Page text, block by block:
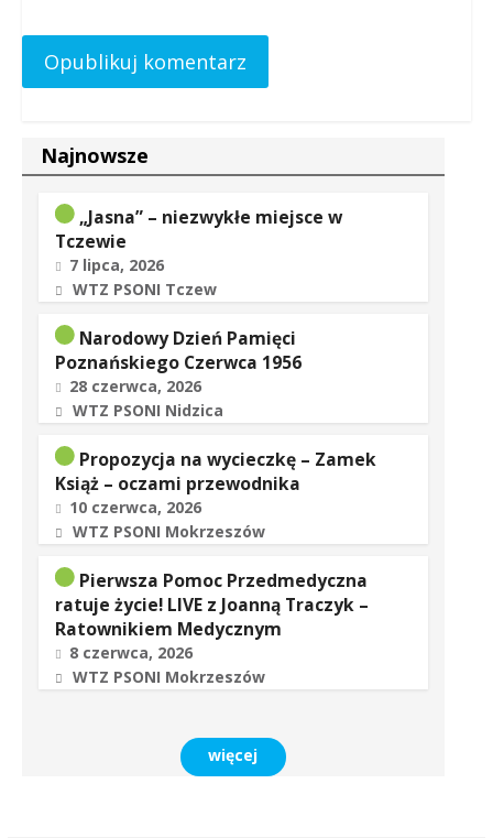
Najnowsze
„Jasna” – niezwykłe miejsce w
Tczewie
7 lipca, 2026
WTZ PSONI Tczew
Narodowy Dzień Pamięci
Poznańskiego Czerwca 1956
28 czerwca, 2026
WTZ PSONI Nidzica
Propozycja na wycieczkę – Zamek
Książ – oczami przewodnika
10 czerwca, 2026
WTZ PSONI Mokrzeszów
Pierwsza Pomoc Przedmedyczna
ratuje życie! LIVE z Joanną Traczyk –
Ratownikiem Medycznym
8 czerwca, 2026
WTZ PSONI Mokrzeszów
więcej